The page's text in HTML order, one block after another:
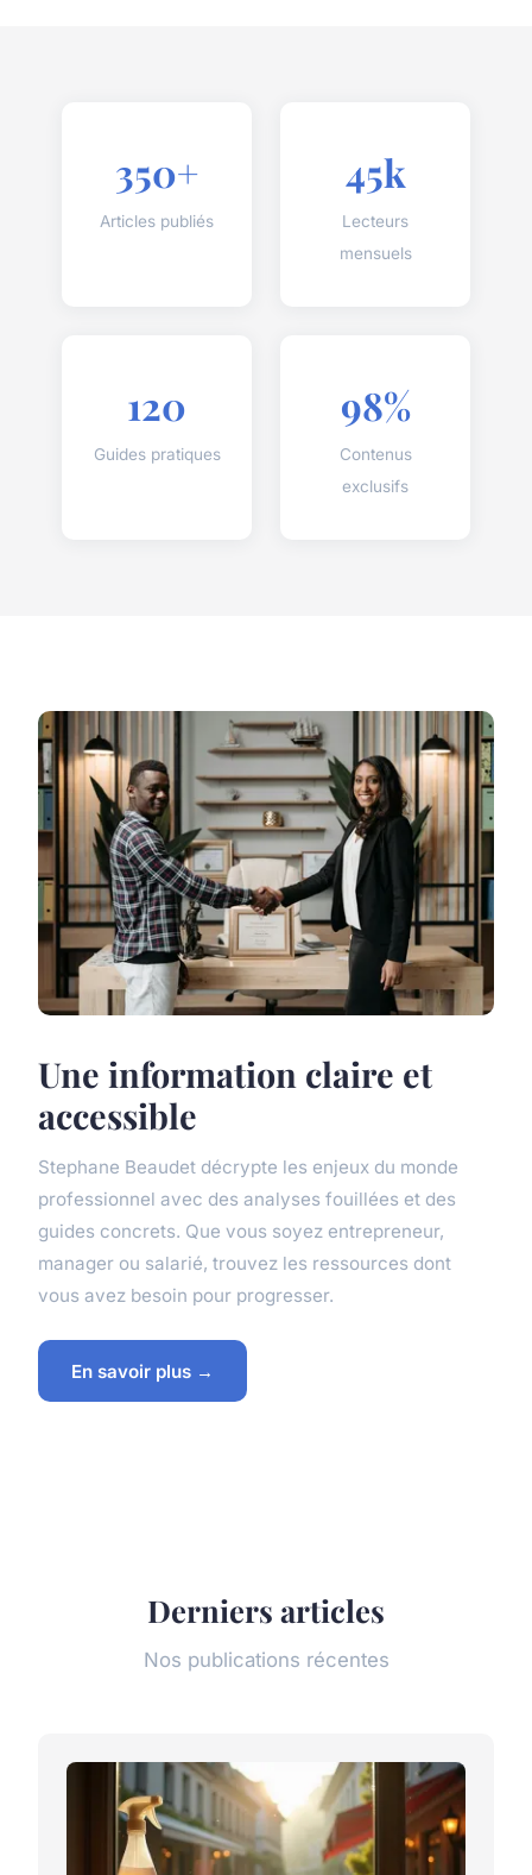
350+
Articles publiés
45k
Lecteurs
mensuels
120
Guides pratiques
98%
Contenus
exclusifs
Une information claire et
accessible
Stephane Beaudet décrypte les enjeux du monde
professionnel avec des analyses fouillées et des
guides concrets. Que vous soyez entrepreneur,
manager ou salarié, trouvez les ressources dont
vous avez besoin pour progresser.
En savoir plus →
Derniers articles
Nos publications récentes